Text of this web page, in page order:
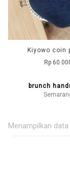
Kiyowo coin
Rp
brunch
Menampilkan